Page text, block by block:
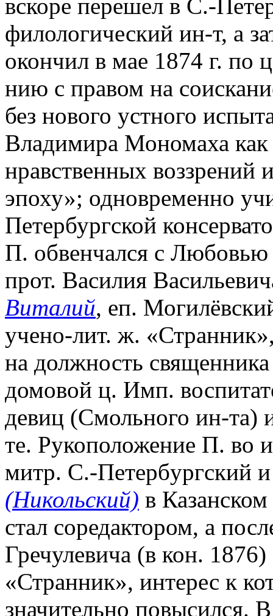
вскоре перешел в С.-
филологический ин-т, а
окончил в мае 1874 г. по
нию с правом на
без нового устного
Владимира Мономаха как
нравственных воззрений
эпоху»; одновременно
Петербургской
П. обвенчался с
прот. Василия
Виталий, еп.
учено-лит. ж.
на должность
домовой ц. Имп.
девиц (Смольного ин-та)
те. Рукоположение П. во
митр. С.-Пeтербypгский
(Никольский) в
стал соредактором, а
Гречулевича (в кон.
«Странник», интерес к
значительно повысился.